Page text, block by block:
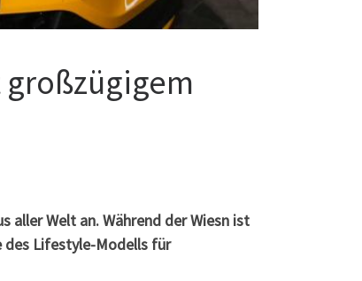
großzügigem
aller Welt an. Während der Wiesn ist
des Lifestyle-Modells für